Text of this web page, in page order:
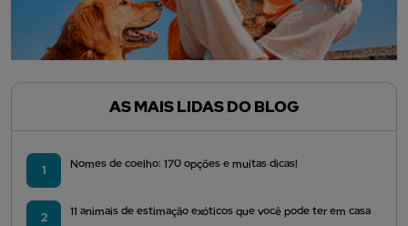
AS MAIS LIDAS DO BLOG
1 Nomes de coelho: 170 opções e muitas dicas!
2 11 animais de estimação exóticos que você pode ter em casa